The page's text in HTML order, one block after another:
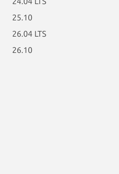
25.10
26.04 LTS
26.10